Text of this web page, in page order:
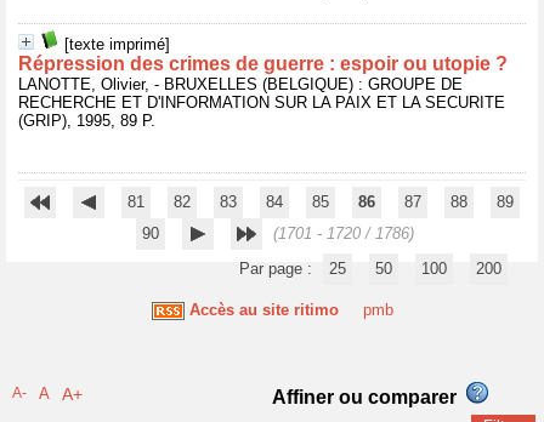
[texte imprimé]
Répression des crimes de guerre : espoir ou utopie ?
LANOTTE, Olivier, - BRUXELLES (BELGIQUE) : GROUPE DE
RECHERCHE ET D'INFORMATION SUR LA PAIX ET LA SECURITE
(GRIP), 1995, 89 P.
81 82 83 84 85 86 87 88
89
90
(1701 - 1720 / 1786)
Par page :
25 50 100 200
Accès au site ritimo pmb
A- A A+ Affiner ou comparer